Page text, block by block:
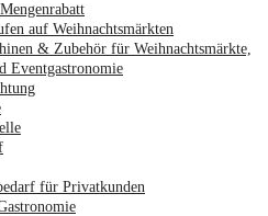
auf Weihnachtsmärkten
& Zubehör für Weihnachtsmärkte,
Eventgastronomie
für Privatkunden